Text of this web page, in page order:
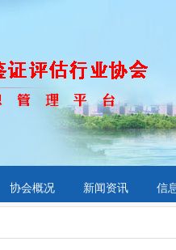
协会概况 新闻资讯 信